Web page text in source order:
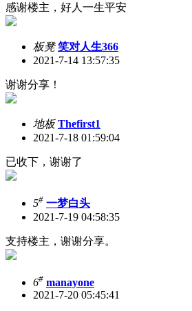
感谢楼主，好人一生平安
板凳 笑对人生366
2021-7-14 13:57:35
谢谢分享！
地板 Thefirst1
2021-7-18 01:59:04
已收下，谢谢了
5# 一梦白头
2021-7-19 04:58:35
支持楼主，谢谢分享。
6# manayone
2021-7-20 05:45:41